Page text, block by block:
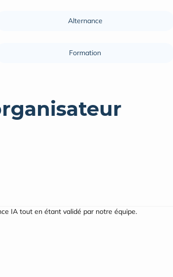
Alternance
Formation
IA tout en étant validé par notre équipe.